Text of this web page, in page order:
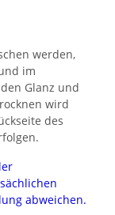
werden,
im
Glanz und
wird
des
abweichen.